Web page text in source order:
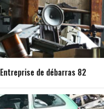
Entreprise de débarras 82